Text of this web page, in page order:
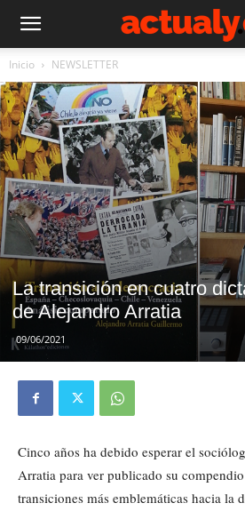
Inicio NEWSLETTER
La transición en cuatro
de Alejandro Arratia
09/06/2021
Cinco años ha debido esperar el
Arratia para ver publicado su
transiciones más emblemáticas hacia la